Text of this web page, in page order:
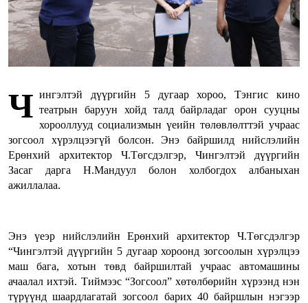
Ч ингэлтэй дүүргийн 5 дугаар хороо, Тэнгис кино
театрын баруун хойд талд байрладаг орон сууцны
хорооллууд социализмын үеийн төлөвлөлттэй учраас
зогсоол хүрэлцээгүй болсон. Энэ байршилд нийслэлийн
Ерөнхий архитектор Ч.Төгсдэлгэр, Чингэлтэй дүүргийн
Засаг дарга Н.Мандуул болон холбогдох албаныхан
ажиллалаа.
Энэ үеэр нийслэлийн Ерөнхий архитектор Ч.Төгсдэлгэр
“Чингэлтэй дүүргийн 5 дугаар хороонд зогсоолын хүрэлцээ
маш бага, хотын төвд байршилтай учраас автомашины
ачаалал ихтэй. Тиймээс “Зогсоол” хөтөлбөрийн хүрээнд нэн
түрүүнд шаардлагатай зогсоол барих 40 байршлын нэгээр